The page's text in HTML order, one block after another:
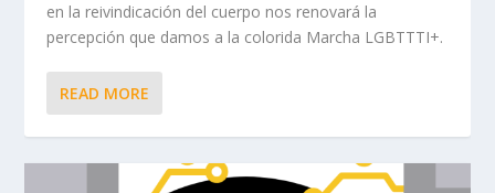
en la reivindicación del cuerpo nos renovará la
percepción que damos a la colorida Marcha LGBTTTI+.
READ MORE